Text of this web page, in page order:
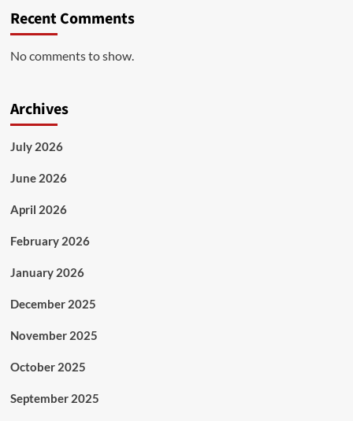
Recent Comments
No comments to show.
Archives
July 2026
June 2026
April 2026
February 2026
January 2026
December 2025
November 2025
October 2025
September 2025